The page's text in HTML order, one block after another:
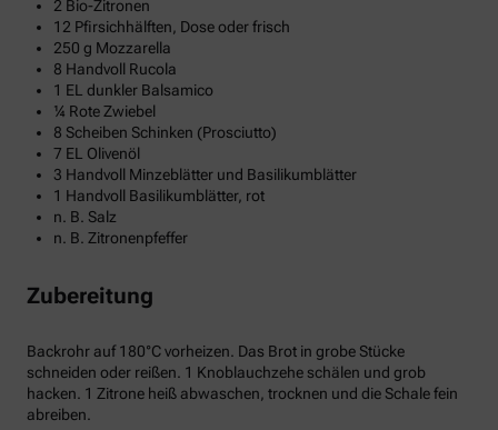
2 Bio-Zitronen
12 Pfirsichhälften, Dose oder frisch
250 g Mozzarella
8 Handvoll Rucola
1 EL dunkler Balsamico
¼ Rote Zwiebel
8 Scheiben Schinken (Prosciutto)
7 EL Olivenöl
3 Handvoll Minzeblätter und Basilikumblätter
1 Handvoll Basilikumblätter, rot
n. B. Salz
n. B. Zitronenpfeffer
Zubereitung
Backrohr auf 180°C vorheizen. Das Brot in grobe Stücke
schneiden oder reißen. 1 Knoblauchzehe schälen und grob
hacken. 1 Zitrone heiß abwaschen, trocknen und die Schale fein
abreiben.